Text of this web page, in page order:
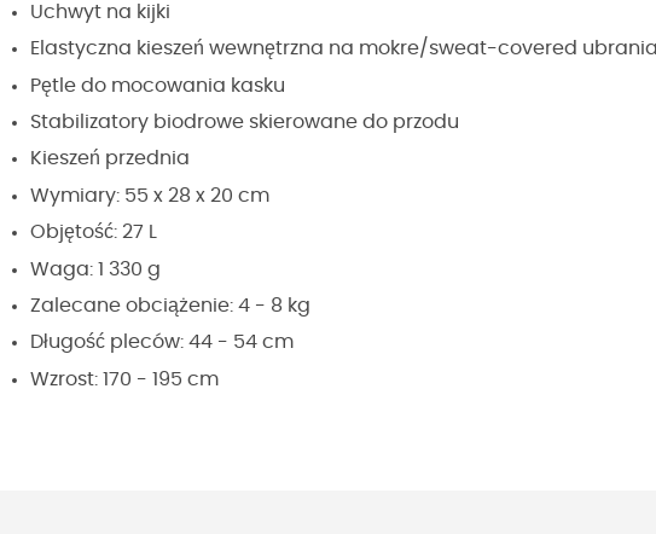
Uchwyt na kijki
Elastyczna kieszeń wewnętrzna na mokre/sweat-covered
Pętle do mocowania kasku
Stabilizatory biodrowe skierowane do przodu
Kieszeń przednia
Wymiary: 55 x 28 x 20 cm
Objętość: 27 L
Waga: 1 330 g
Zalecane obciążenie: 4 - 8 kg
Długość pleców: 44 - 54 cm
Wzrost: 170 - 195 cm